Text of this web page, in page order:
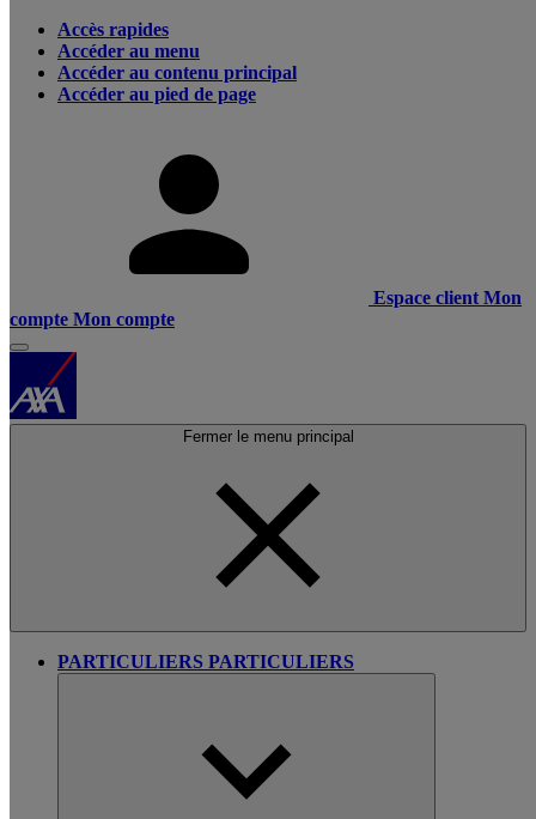
Accès rapides
Accéder au menu
Accéder au contenu principal
Accéder au pied de page
Espace client Mon
compte Mon compte
Fermer le menu principal
PARTICULIERS PARTICULIERS